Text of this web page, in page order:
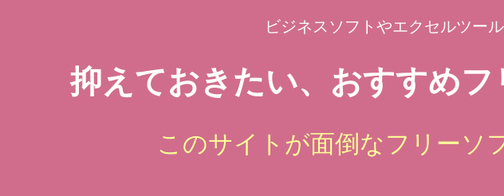
ビジネスソフトやエクセルツー
抑えておきたい、おすすめ
このサイトが面倒なフリーソ